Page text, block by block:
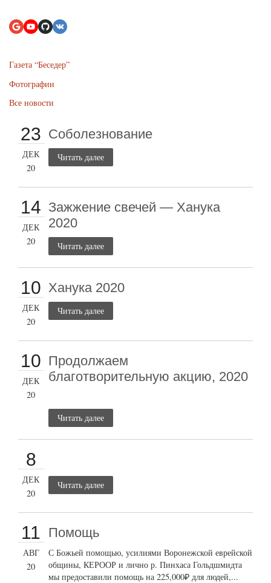
Газета “Беседер”
Фотографии
Все новости
23
ДЕК
20
Соболезнование
Читать далее
14
ДЕК
20
Зажжение свечей — Ханука
2020
Читать далее
10
ДЕК
20
Ханука 2020
Читать далее
10
ДЕК
20
Продолжаем
благотворительную акцию, 2020
Читать далее
8
ДЕК
20
Читать далее
11
АВГ
20
Помощь
С Божьей помощью, усилиями Воронежской еврейской
общины, КЕРООР и лично р. Пинхаса Гольдшмидта
мы предоставили помощь на 225,000₽ для людей,...